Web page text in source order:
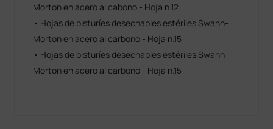
Morton en acero al cabono - Hoja n.12
• Hojas de bisturíes desechables estériles Swann-
Morton en acero al carbono - Hoja n.15
• Hojas de bisturíes desechables estériles Swann-
Morton en acero al carbono - Hoja n.15